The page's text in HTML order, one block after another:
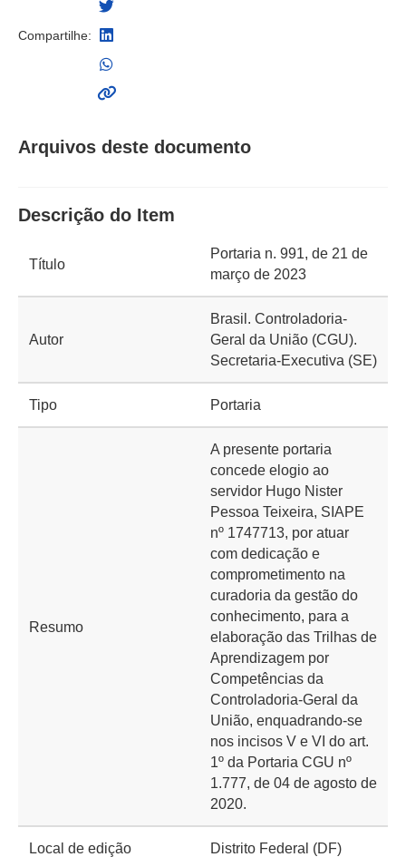
Compartilhe:
Arquivos deste documento
Descrição do Item
Título
Portaria n. 991, de 21 de
março de 2023
Autor
Brasil. Controladoria-
Geral da União (CGU).
Secretaria-Executiva (SE)
Tipo Portaria
Resumo
A presente portaria
concede elogio ao
servidor Hugo Nister
Pessoa Teixeira, SIAPE
nº 1747713, por atuar
com dedicação e
comprometimento na
curadoria da gestão do
conhecimento, para a
elaboração das Trilhas de
Aprendizagem por
Competências da
Controladoria-Geral da
União, enquadrando-se
nos incisos V e VI do art.
1º da Portaria CGU nº
1.777, de 04 de agosto de
2020.
Local de edição Distrito Federal (DF)